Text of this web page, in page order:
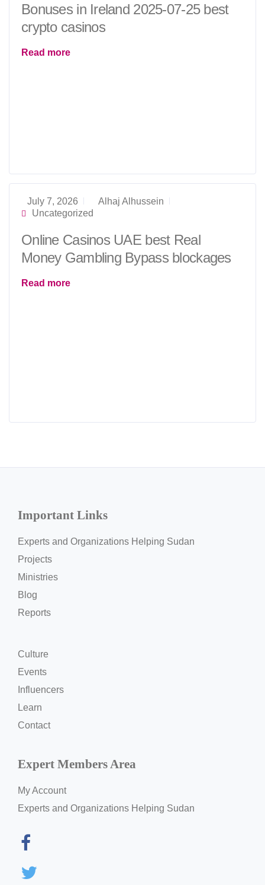
Bonuses in Ireland 2025-07-25 best
crypto casinos
Read more
July 7, 2026
Alhaj Alhussein
Uncategorized
Online Casinos UAE best Real
Money Gambling Bypass blockages
Read more
Important Links
Experts and Organizations Helping Sudan
Projects
Ministries
Blog
Reports
Culture
Events
Influencers
Learn
Contact
Expert Members Area
My Account
Experts and Organizations Helping Sudan